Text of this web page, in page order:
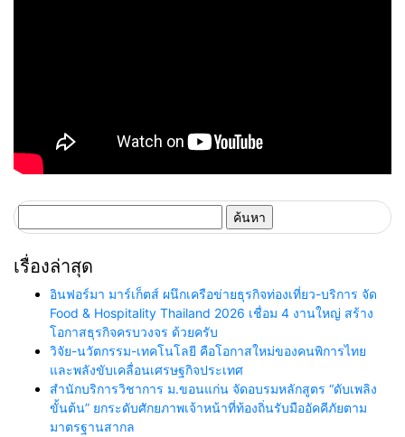
สำหรับ:
เรื่องล่าสุด
อินฟอร์มา มาร์เก็ตส์ ผนึกเครือข่ายธุรกิจท่องเที่ยว-บริการ จัด
Food & Hospitality Thailand 2026 เชื่อม 4 งานใหญ่ สร้าง
โอกาสธุรกิจครบวงจร ด้วยครับ
วิจัย-นวัตกรรม-เทคโนโลยี คือโอกาสใหม่ของคนพิการไทย
และพลังขับเคลื่อนเศรษฐกิจประเทศ
สำนักบริการวิชาการ ม.ขอนแก่น จัดอบรมหลักสูตร “ดับเพลิง
ขั้นต้น” ยกระดับศักยภาพเจ้าหน้าที่ท้องถิ่นรับมืออัคคีภัยตาม
มาตรฐานสากล